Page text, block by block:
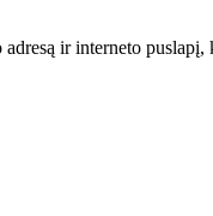
ir interneto